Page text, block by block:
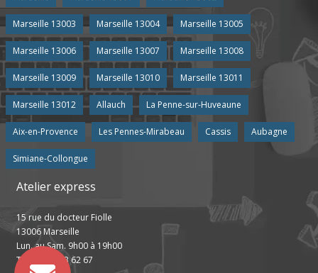
Marseille 13003 Marseille 13004 Marseille 13005
Marseille 13006 Marseille 13007 Marseille 13008
Marseille 13009 Marseille 13010 Marseille 13011
Marseille 13012 Allauch La Penne-sur-Huveaune
Aix-en-Provence Les Pennes-Mirabeau Cassis Aubagne
Simiane-Collongue
Atelier express
15 rue du docteur Fiolle
13006 Marseille
Lun. au Sam. 9h00 à 19h00
Tel : 04 13 63 62 67